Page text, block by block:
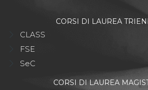
CORSI DI LAUREA
CLASS
FSE
SeC
CORSI DI LAUREA